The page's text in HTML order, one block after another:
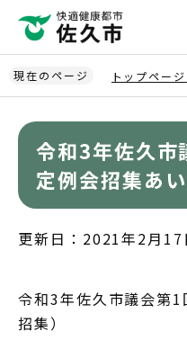
ペ
ー
ジ
現在のページ トップページ
令和3年佐久市
定例会招集あ
更新日：2021年2月17
令和3年佐久市議会第
招集）